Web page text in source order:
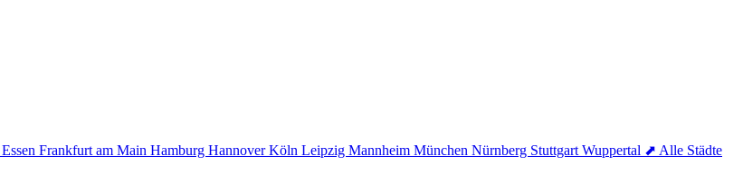
Essen Frankfurt am Main Hamburg HannoverKöln Leipzig Mannheim München Nürnberg Stuttgart Wuppertal ⬈ Alle Städte